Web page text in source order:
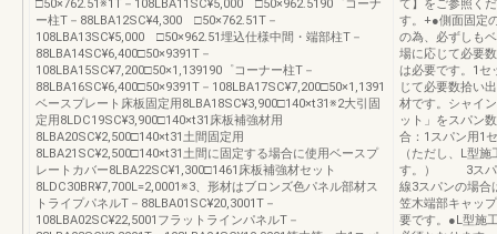
□50×762.51※1T－108LBA11SC¥5,000 □50×962.5190゜コーナ
ー柱T－88LBA12SC¥4,300 □50×762.51T－
108LBA13SC¥5,000 □50×962.51埋込仕様中間・端部柱T－
88LBA14SC¥6,400□50×9391T－
108LBA15SC¥7,200□50×1,139190゜コーナー柱T－
88LBA16SC¥6,400□50×9391T－108LBA17SC¥7,200□50×1,1391
ベースプレート床板固定用8LBA18SC¥3,900□140×t31※2大引固
定用8LDC19SC¥3,900□140×t31床板補強材用
8LBA20SC¥2,500□140×t31土間固定用
8LBA21SC¥2,500□140×t31土間に固定する場合に使用ベースプ
レートカバー8LBA22SC¥1,300□1461床板補強材セット
8LDC30BR¥7,700L=2,0001※3、形材はブロンズ色パネル部材ス
トライプパネルT－88LBA01SC¥20,3001T－
108LBA02SC¥22,5001フラットラインパネルT－
て】をご参照く
す。+●側面固定
の為、必ずしも
場に応じて必要
は必要です。1セ
じて必要数拾い
材です。シャイ
ット」をスパン
合：1スパン用
（ただし、L型
す。） 3スパン
線3スパンの場合
笠木端部キャッ
要です。●L型施